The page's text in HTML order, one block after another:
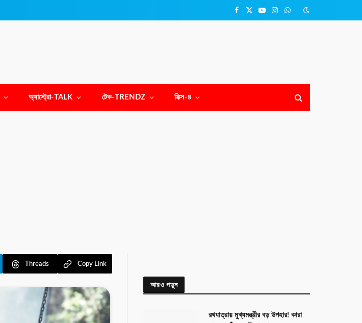
Facebook
X
YouTubeInstagram
WhatsApp
অ্যাস্ট্রো-TALK টেক-TRENDZ মিক্স-৪
Threads Copy Link
আরও পড়ুন
রথযাত্রায় মুখ্যমন্ত্রীর বড় উপহার! কারা